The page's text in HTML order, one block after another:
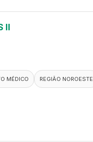
II
MÉDICO REGIÃO NOROESTE